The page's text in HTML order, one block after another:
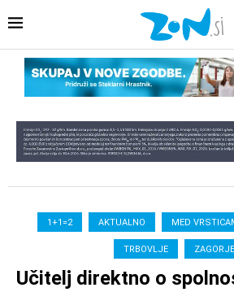
1+1=2 AKTUALNO MED
TRBOVLJE ZAGORJE
Učitelj direktno o